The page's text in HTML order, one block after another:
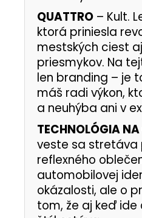
QUATTRO – Kult.
ktorá priniesla
mestských ciest
priesmykov. Na
len branding – je
máš radi výkon,
a neuhýba ani v
TECHNOLÓGIA
veste sa stretáva
reflexného
automobilovej
okázalosti, ale o
tom, že aj keď ide